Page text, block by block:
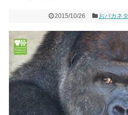
2015/10/26 おバカネタ